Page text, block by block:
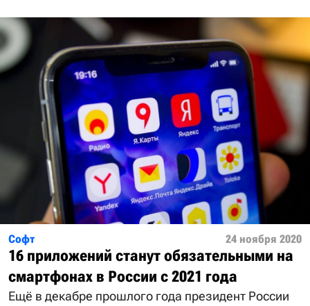
Софт 24 ноября 2020
16 приложений станут обязательными на
смартфонах в России с 2021 года
Ещё в декабре прошлого года президент России